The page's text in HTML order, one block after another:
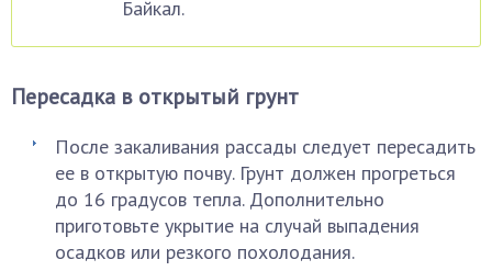
Байкал.
Пересадка в открытый грунт
После закаливания рассады следует пересадить
ее в открытую почву. Грунт должен прогреться
до 16 градусов тепла. Дополнительно
приготовьте укрытие на случай выпадения
осадков или резкого похолодания.